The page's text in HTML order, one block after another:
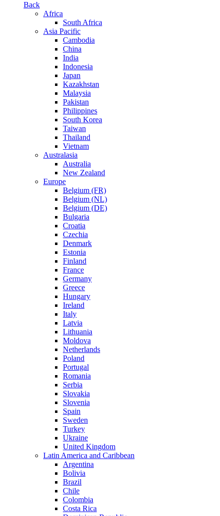
Back
Africa
South Africa
Asia Pacific
Cambodia
China
India
Indonesia
Japan
Kazakhstan
Malaysia
Pakistan
Philippines
South Korea
Taiwan
Thailand
Vietnam
Australasia
Australia
New Zealand
Europe
Belgium (FR)
Belgium (NL)
Belgium (DE)
Bulgaria
Croatia
Czechia
Denmark
Estonia
Finland
France
Germany
Greece
Hungary
Ireland
Italy
Latvia
Lithuania
Moldova
Netherlands
Poland
Portugal
Romania
Serbia
Slovakia
Slovenia
Spain
Sweden
Turkey
Ukraine
United Kingdom
Latin America and Caribbean
Argentina
Bolivia
Brazil
Chile
Colombia
Costa Rica